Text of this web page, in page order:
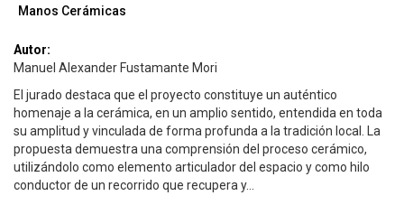
Manos Cerámicas
Autor:
Manuel Alexander Fustamante Mori
El jurado destaca que el proyecto constituye un auténtico
homenaje a la cerámica, en un amplio sentido, entendida en toda
su amplitud y vinculada de forma profunda a la tradición local. La
propuesta demuestra una comprensión del proceso cerámico,
utilizándolo como elemento articulador del espacio y como hilo
conductor de un recorrido que recupera y…